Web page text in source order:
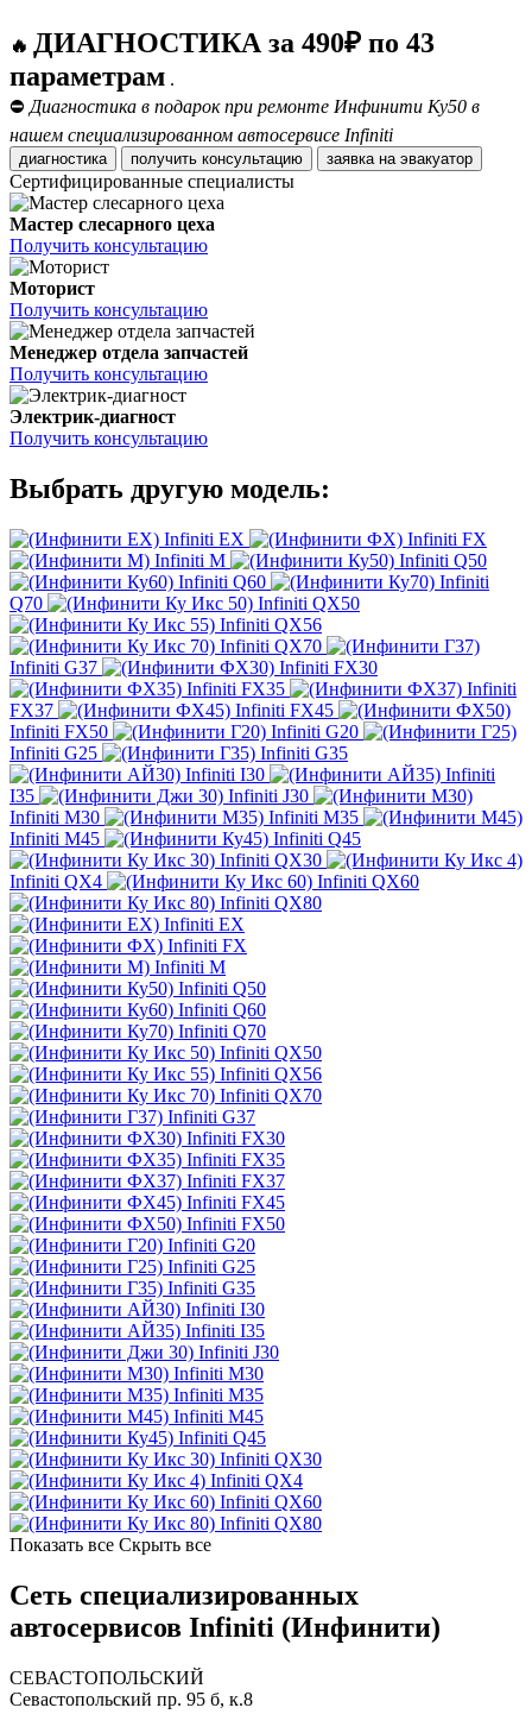
🔥 ДИАГНОСТИКА за 490₽ по 43
параметрам .
⛔ Диагностика в подарок при ремонте Инфинити Ку50 в
нашем специализированном автосервисе Infiniti
диагностика получить консультацию заявка на эвакуатор
Сертифицированные специалисты
Мастер слесарного цеха
Получить консультацию
Моторист
Получить консультацию
Менеджер отдела запчастей
Получить консультацию
Электрик-диагност
Получить консультацию
Выбрать другую модель:
Infiniti EX
Infiniti FX
Infiniti M
Infiniti Q50
Infiniti Q60
Infiniti
Q70
Infiniti QX50
Infiniti QX56
Infiniti QX70
Infiniti G37
Infiniti FX30
Infiniti FX35
Infiniti
FX37
Infiniti FX45
Infiniti FX50
Infiniti G20
Infiniti G25
Infiniti G35
Infiniti I30
Infiniti
I35
Infiniti J30
Infiniti M30
Infiniti M35
Infiniti M45
Infiniti Q45
Infiniti QX30
Infiniti QX4
Infiniti QX60
Infiniti QX80
Infiniti EX
Infiniti FX
Infiniti M
Infiniti Q50
Infiniti Q60
Infiniti Q70
Infiniti QX50
Infiniti QX56
Infiniti QX70
Infiniti G37
Infiniti FX30
Infiniti FX35
Infiniti FX37
Infiniti FX45
Infiniti FX50
Infiniti G20
Infiniti G25
Infiniti G35
Infiniti I30
Infiniti I35
Infiniti J30
Infiniti M30
Infiniti M35
Infiniti M45
Infiniti Q45
Infiniti QX30
Infiniti QX4
Infiniti QX60
Infiniti QX80
Показать все Скрыть все
Сеть специализированных
автосервисов Infiniti (Инфинити)
СЕВАСТОПОЛЬСКИЙ
Севастопольский пр. 95 б, к.8